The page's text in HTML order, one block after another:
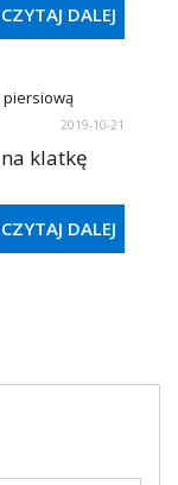
CZYTAJ DALEJ
2019-10-21
klatkę
CZYTAJ DALEJ